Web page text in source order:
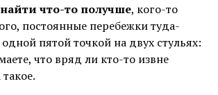
найти что-то получше, кого-то
постоянные перебежки туда-
пятой точкой на двух стульях:
что вряд ли кто-то извне